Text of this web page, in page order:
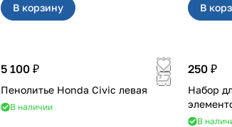
В корзину В
5 100 ₽
Пенолитье Honda Civic левая
В наличии
250 ₽
Набор
В